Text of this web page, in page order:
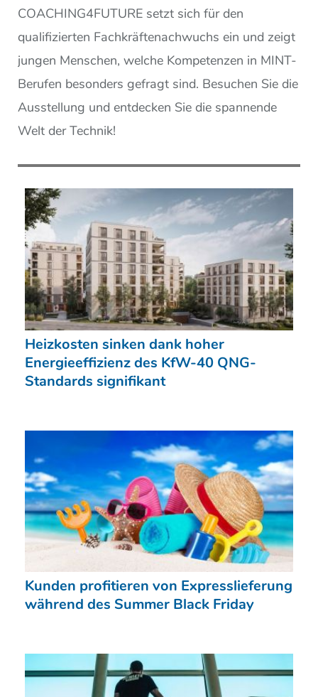
COACHING4FUTURE setzt sich für den
qualifizierten Fachkräftenachwuchs ein und zeigt
jungen Menschen, welche Kompetenzen in MINT-
Berufen besonders gefragt sind. Besuchen Sie die
Ausstellung und entdecken Sie die spannende
Welt der Technik!
Heizkosten sinken dank hoher
Energieeffizienz des KfW-40 QNG-
Standards signifikant
Kunden profitieren von Expresslieferung
während des Summer Black Friday